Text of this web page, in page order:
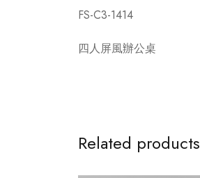
FS-C3-1414
四人屏風辦公桌
Related products